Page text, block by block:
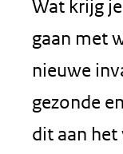
Wat krijg
gaan met
nieuwe
gezonde
dit aan